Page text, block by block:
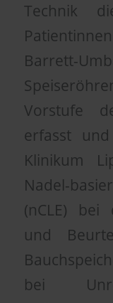
Technik
Vorstufe
erfasst
Klinikum
Nadel-
(nCLE) bei
und
bei